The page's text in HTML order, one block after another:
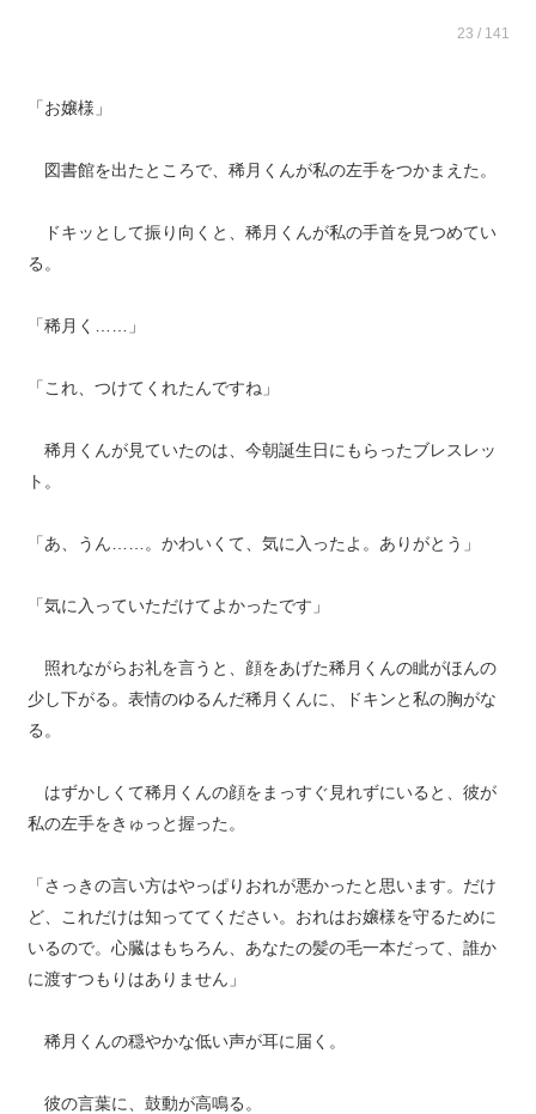
23 / 141
「お嬢様」
図書館を出たところで、稀月くんが私の左手をつかまえた。
ドキッとして振り向くと、稀月くんが私の手首を見つめてい
る。
「稀月く……」
「これ、つけてくれたんですね」
稀月くんが見ていたのは、今朝誕生日にもらったブレスレッ
ト。
「あ、うん……。かわいくて、気に入ったよ。ありがとう」
「気に入っていただけてよかったです」
照れながらお礼を言うと、顔をあげた稀月くんの眦がほんの
少し下がる。表情のゆるんだ稀月くんに、ドキンと私の胸がな
る。
はずかしくて稀月くんの顔をまっすぐ見れずにいると、彼が
私の左手をきゅっと握った。
「さっきの言い方はやっぱりおれが悪かったと思います。だけ
ど、これだけは知っててください。おれはお嬢様を守るために
いるので。心臓はもちろん、あなたの髪の毛一本だって、誰か
に渡すつもりはありません」
稀月くんの穏やかな低い声が耳に届く。
彼の言葉に、鼓動が高鳴る。